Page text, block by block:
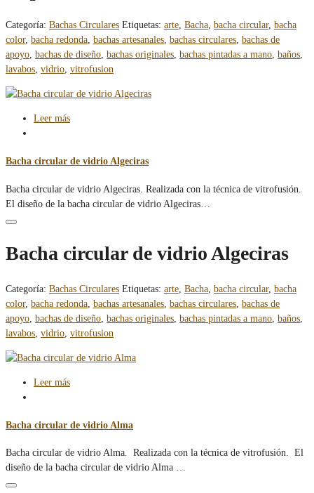
Categoría: Bachas Circulares Etiquetas: arte, Bacha, bacha circular, bacha
color, bacha redonda, bachas artesanales, bachas circulares, bachas de
apoyo, bachas de diseño, bachas originales, bachas pintadas a mano, baños,
lavabos, vidrio, vitrofusion
Leer más
Bacha circular de vidrio Algeciras
Bacha circular de vidrio Algeciras. Realizada con la técnica de vitrofusión.
El diseño de la bacha circular de vidrio Algeciras…
Bacha circular de vidrio Algeciras
Categoría: Bachas Circulares Etiquetas: arte, Bacha, bacha circular, bacha
color, bacha redonda, bachas artesanales, bachas circulares, bachas de
apoyo, bachas de diseño, bachas originales, bachas pintadas a mano, baños,
lavabos, vidrio, vitrofusion
Leer más
Bacha circular de vidrio Alma
Bacha circular de vidrio Alma. Realizada con la técnica de vitrofusión. El
diseño de la bacha circular de vidrio Alma …